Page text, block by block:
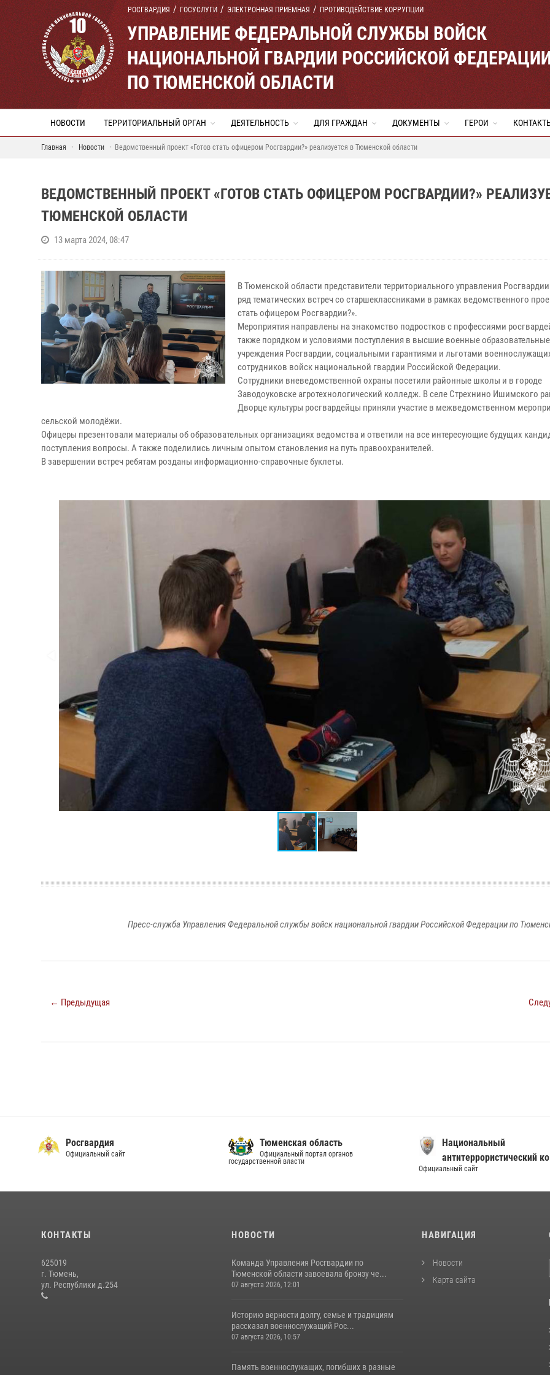
РОСГВАРДИЯ ГОСУСЛУГИ ЭЛЕКТРОННАЯ ПРИЕМНАЯ ПРОТИВОДЕЙСТВИЕ КОРРУПЦИИ
УПРАВЛЕНИЕ ФЕДЕРАЛЬНОЙ СЛУЖБЫ ВОЙСК
НАЦИОНАЛЬНОЙ ГВАРДИИ РОССИЙСКОЙ
ПО ТЮМЕНСКОЙ ОБЛАСТИ
НОВОСТИ ТЕРРИТОРИАЛЬНЫЙ ОРГАН ДЕЯТЕЛЬНОСТЬ ДЛЯ ГРАЖДАН ДОКУМЕНТЫ ГЕРОИ
Главная Новости Ведомственный проект «Готов стать офицером Росгвардии?» реализуется в Тюменской области
ВЕДОМСТВЕННЫЙ ПРОЕКТ «ГОТОВ СТАТЬ ОФИЦЕРОМ РОСГВАРДИИ?»
ТЮМЕНСКОЙ ОБЛАСТИ
13 марта 2024, 08:47
В Тюменской области представители территориального управления
ряд тематических встреч со старшеклассниками в рамках ведомственного
стать офицером Росгвардии?».
Мероприятия направлены на знакомство подростков с профессиями
также порядком и условиями поступления в высшие военные образовательные
учреждения Росгвардии, социальными гарантиями и льготами
сотрудников войск национальной гвардии Российской Федерации.
Сотрудники вневедомственной охраны посетили районные школы и в городе
Заводоуковске агротехнологический колледж. В селе Стрехнино Ишимского
Дворце культуры росгвардейцы приняли участие в межведомственном
сельской молодёжи.
Офицеры презентовали материалы об образовательных организациях ведомства и ответили на все интересующие будущих
поступления вопросы. А также поделились личным опытом становления на путь правоохранителей.
В завершении встреч ребятам розданы информационно-справочные буклеты.
Пресс-служба Управления Федеральной службы войск национальной гвардии Российской Федерации по
← Предыдущая
Росгвардия
Официальный сайт
Тюменская область
Официальный портал органов
государственной власти
Национальный
антитеррористический
Официальный сайт
КОНТАКТЫ
625019
г. Тюмень,
ул. Республики д.254
НОВОСТИ
Команда Управления Росгвардии по
Тюменской области завоевала бронзу че...
07 августа 2026, 12:01
Историю верности долгу, семье и традициям
рассказал военнослужащий Рос...
07 августа 2026, 10:57
Память военнослужащих, погибших в разные
НАВИГАЦИЯ
Новости
Карта сайта